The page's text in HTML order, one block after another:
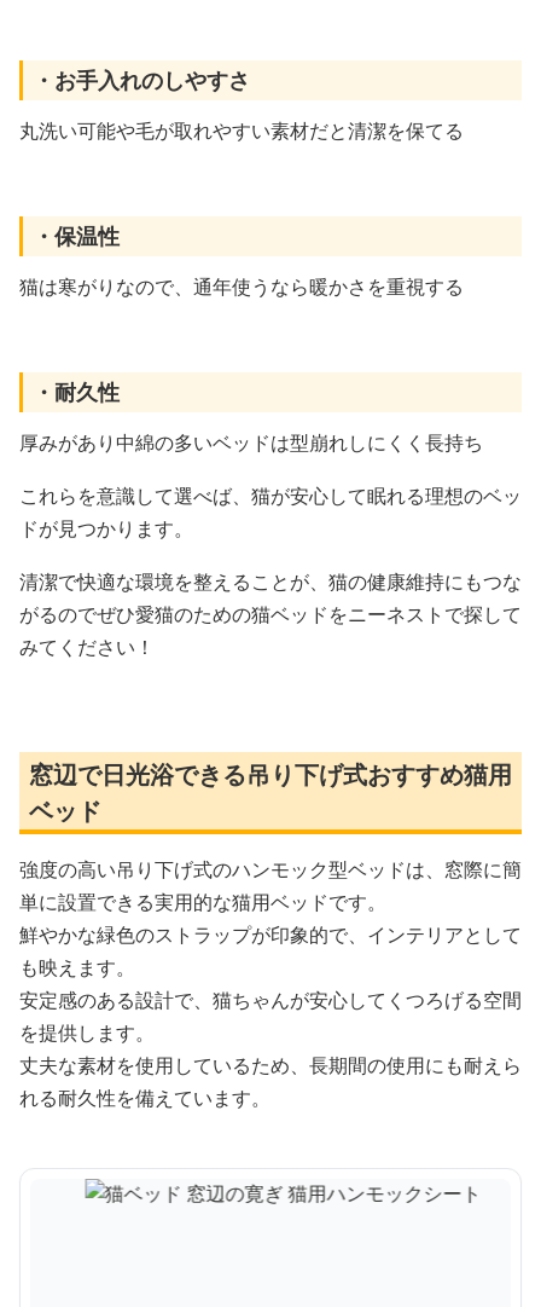
・お手入れのしやすさ
丸洗い可能や毛が取れやすい素材だと清潔を保てる
・保温性
猫は寒がりなので、通年使うなら暖かさを重視する
・耐久性
厚みがあり中綿の多いベッドは型崩れしにくく長持ち
これらを意識して選べば、猫が安心して眠れる理想のベッ
ドが見つかります。
清潔で快適な環境を整えることが、猫の健康維持にもつな
がるのでぜひ愛猫のための猫ベッドをニーネストで探して
みてください！
窓辺で日光浴できる吊り下げ式おすすめ猫用
ベッド
強度の高い吊り下げ式のハンモック型ベッドは、窓際に簡
単に設置できる実用的な猫用ベッドです。
鮮やかな緑色のストラップが印象的で、インテリアとして
も映えます。
安定感のある設計で、猫ちゃんが安心してくつろげる空間
を提供します。
丈夫な素材を使用しているため、長期間の使用にも耐えら
れる耐久性を備えています。